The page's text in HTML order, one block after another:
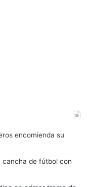
encomienda su
cancha de fútbol con